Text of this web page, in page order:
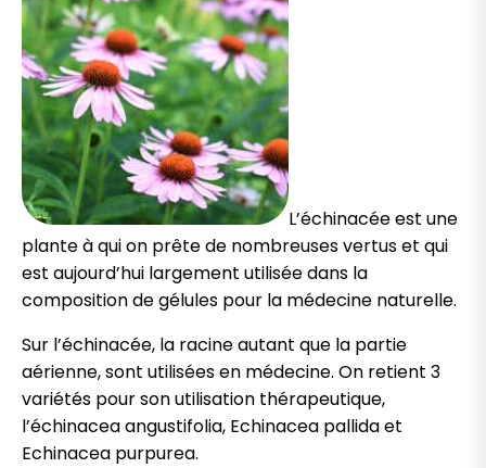
L’échinacée est une
plante à qui on prête de nombreuses vertus et qui
est aujourd’hui largement utilisée dans la
composition de gélules pour la médecine naturelle.
Sur l’échinacée, la racine autant que la partie
aérienne, sont utilisées en médecine. On retient 3
variétés pour son utilisation thérapeutique,
l’échinacea angustifolia, Echinacea pallida et
Echinacea purpurea.